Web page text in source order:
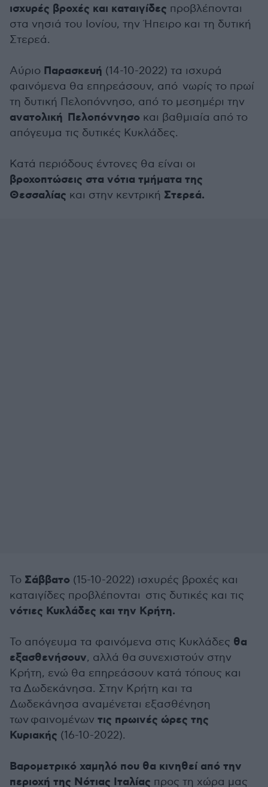
ισχυρές βροχές και καταιγίδες προβλέπονται
στα νησιά του Ιονίου, την Ήπειρο και τη δυτική
Στερεά.
Αύριο Παρασκευή (14-10-2022) τα ισχυρά
φαινόμενα θα επηρεάσουν, από νωρίς το πρωί
τη δυτική Πελοπόννησο, από το μεσημέρι την
ανατολική Πελοπόννησο και βαθμιαία από το
απόγευμα τις δυτικές Κυκλάδες.
Κατά περιόδους έντονες θα είναι οι
βροχοπτώσεις στα νότια τμήματα της
Θεσσαλίας και στην κεντρική Στερεά.
Το Σάββατο (15-10-2022) ισχυρές βροχές και
καταιγίδες προβλέπονται στις δυτικές και τις
νότιες Κυκλάδες και την Κρήτη.
Το απόγευμα τα φαινόμενα στις Κυκλάδες θα
εξασθενήσουν, αλλά θα συνεχιστούν στην
Κρήτη, ενώ θα επηρεάσουν κατά τόπους και
τα Δωδεκάνησα. Στην Κρήτη και τα
Δωδεκάνησα αναμένεται εξασθένηση
των φαινομένων τις πρωινές ώρες της
Κυριακής (16-10-2022).
Βαρομετρικό χαμηλό που θα κινηθεί από την
περιοχή της Νότιας Ιταλίας προς τη χώρα μας